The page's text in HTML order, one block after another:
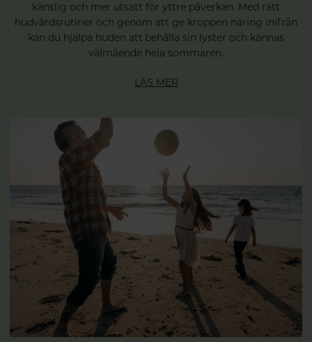
känslig och mer utsatt för yttre påverkan. Med rätt
hudvårdsrutiner och genom att ge kroppen näring inifrån
kan du hjälpa huden att behålla sin lyster och kännas
välmående hela sommaren.
LÄS MER